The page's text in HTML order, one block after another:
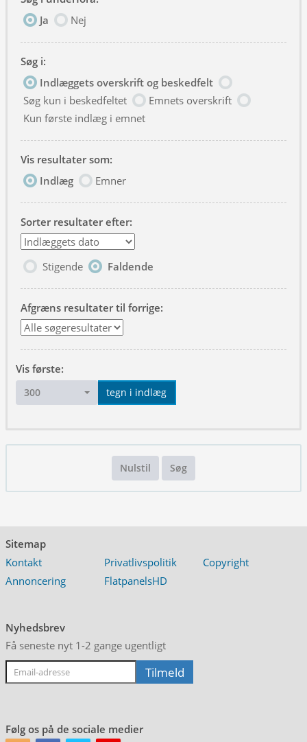
Ja
Nej
Søg i:
Indlæggets overskrift og beskedfelt
Søg kun i beskedfeltet
Emnets overskrift
Kun første indlæg i emnet
Vis resultater som:
Indlæg
Emner
Sorter resultater efter:
Stigende Faldende
Afgræns resultater til forrige:
Vis første:
300 tegn i indlæg
Nulstil Søg
Sitemap
Kontakt
Privatlivspolitik
Copyright
Annoncering
FlatpanelsHD
Nyhedsbrev
Få seneste nyt 1-2 gange ugentligt
Følg os på de sociale medier